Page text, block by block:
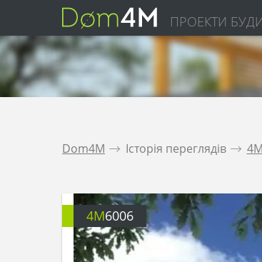
ПРОЕКТИ
Dom4M . Історія переглядів .
4M6006